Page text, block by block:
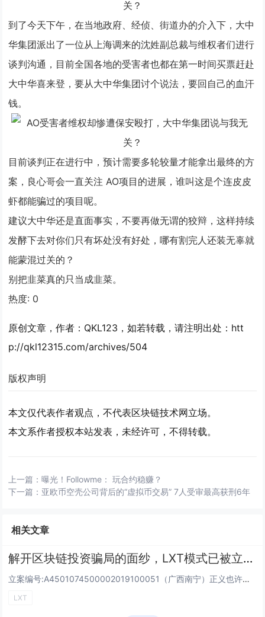
到了今天下午，在当地政府、经侦、街道办的介入下，大中
华集团派出了一位从上海调来的沈姓副总裁与维权者们进行
谈判沟通，目前全国各地的受害者也都在第一时间买票赶赴
大中华喜来登，要从大中华集团讨个说法，要回自己的血汗
钱。
目前谈判正在进行中，预计需要多轮较量才能拿出最终的方
案，良心哥会一直关注AO项目 的进展，谁叫这是个连皮皮
虾都能骗过的项目呢。
建议大中华还是直面事实，不要再做无谓的狡辩，这样持续
发酵下去对你们只有坏处没有好处，哪有割完人还装无辜就
能蒙混过关的？
别把韭菜真的只当成韭菜。
热度: 0
原创文章，作者：QKL123，如若转载，请注明出处：htt
p://qkl12315.com/archives/504
版权声明
本文仅代表作者观点，不代表区块链技术网立场。
本文系作者授权本站发表，未经许可，不得转载。
上一篇：曝光！Followme： 玩合约稳赚？
下一篇： 亚欧币空壳公司背后的“虚拟币交易” 7人受审最高获刑6年
相关文章
解开区块链投资骗局的面纱，LXT模式已被立案调查
立案编号:A4501074500002019100051（广西南宁） ​​正义也许会迟到,但绝...
LXT